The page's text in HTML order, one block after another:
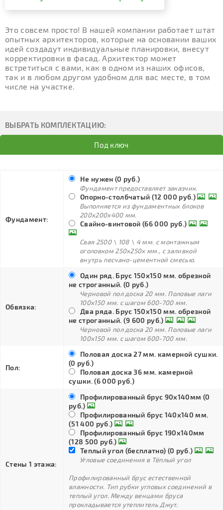
Это совсем просто! В нашей компании работает штат
опытных архитекторов, которые на основании ваших
идей создадут индивидуальные планировки, внесут
корректировки в фасад. Архитектор может
встретиться с вами, как в одном из наших офисов,
так и в любом другом удобном для вас месте, в том
числе на участке.
ВЫБРАТЬ КОМПЛЕКТАЦИЮ:
Под ключ
Фундамент:
Не нужен (0 руб.)
Фундамент предоставляет заказчик.
Опорно-столбчатый (12 000 руб.)
Выполняется из фундаментных блоков
200х200х400 мм.
Свайно-винтовой (66 000 руб.)
Свая 2500 \ 108 \ 4 мм. с монтажным
оголовком 250х250х мм., с заливкой
внутрь песчано-цементной смесью.
Обвязка:
Один ряд. Брус 150х150 мм. обрезной
не строганный. (0 руб.)
Черновой пол доска 20 мм. Половые лаги
100х150 мм. с шагом 600-700 мм.
Два ряда. Брус 150х150 мм. обрезной
не строганный. (9 600 руб.)
Черновой пол доска 20 мм. Половые лаги
100х150 мм. с шагом 600-700 мм.
Пол:
Половая доска 27 мм. камерной сушки.
(0 руб.)
Половая доска 36 мм. камерной
сушки. (6 000 руб.)
Стены 1 этажа:
Профилированный брус 90х140мм (0
руб.)
Профилированный брус 140х140 мм.
(51 400 руб.)
Профилированный брус 190х140мм
(128 500 руб.)
Теплый угол (бесплатно) (0 руб.)
Угловые соединения в Тёплый угол
Профилированный брус естественной
влажности. Тип рубки угловых соединений в
теплый угол. Между венцами бруса
прокладывается утеплитель Джут.